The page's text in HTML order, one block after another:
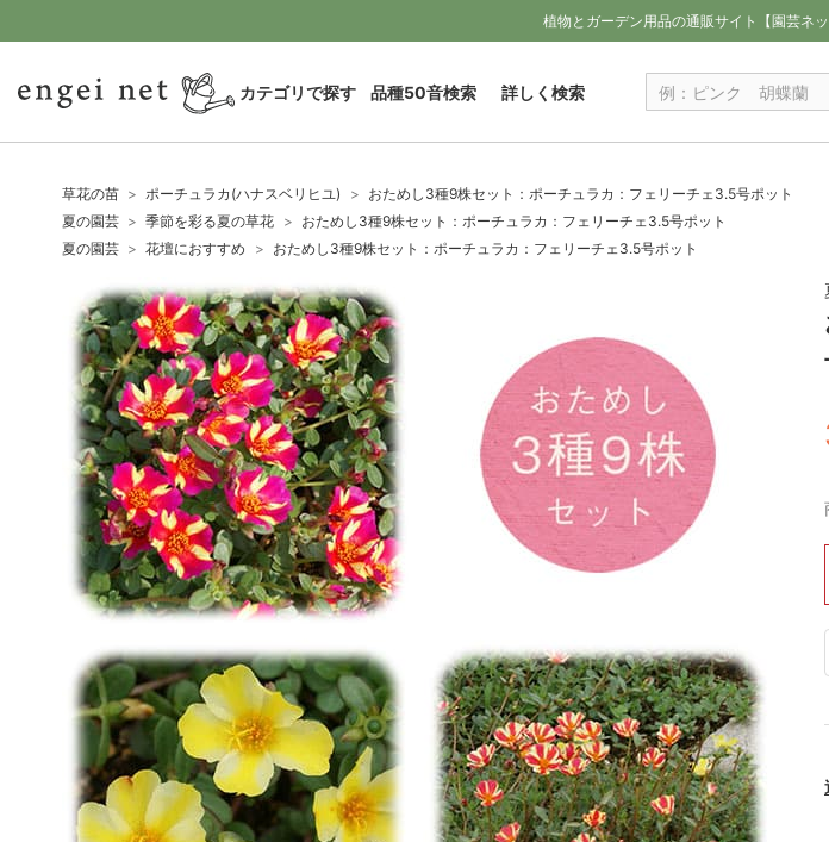
植物とガーデン用品の通販サイト【園芸ネ
カテゴリで探す 品種50音検索 詳しく検索
草花の苗 ポーチュラカ(ハナスベリヒユ)
おためし3種9株セット：ポーチュラカ：フェリーチェ3.5号ポット
夏の園芸
季節を彩る夏の草花
おためし3種9株セット：ポーチュラカ：フェリーチェ3.5号ポット
夏の園芸
花壇におすすめ おためし3種9株セット：ポーチュラカ：フェリーチェ3.5号ポット